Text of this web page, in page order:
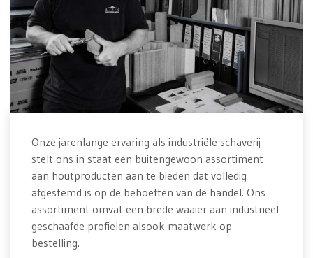
Onze jarenlange ervaring als industriële schaverij
stelt ons in staat een buitengewoon assortiment
aan houtproducten aan te bieden dat volledig
afgestemd is op de behoeften van de handel. Ons
assortiment omvat een brede waaier aan industrieel
geschaafde profielen alsook maatwerk op
bestelling.